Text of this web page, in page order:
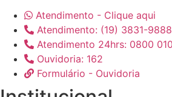
Atendimento - Clique aqui
Atendimento: (19) 3831-9888
Atendimento 24hrs: 0800
Ouvidoria: 162
Formulário - Ouvidoria